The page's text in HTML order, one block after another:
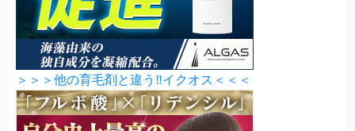
＞＞＞他の育毛剤と違う‼イクオス＜＜＜